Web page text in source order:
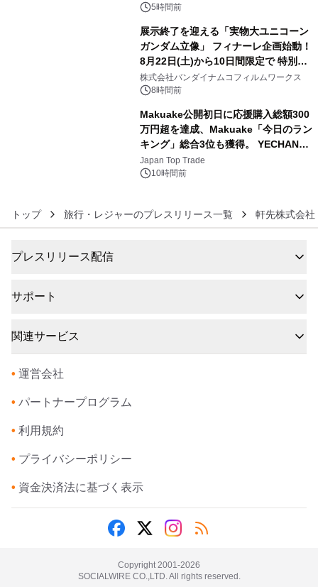
5時間前
展示終了を迎える「実物大ユニコーン
ガンダム立像」 フィナーレ企画始動！
8月22日(土)から10日間限定で 特別映
像『UNICORN GUNDAM Statue ―
BEYOND POSSIBILITY ―』を上映！
株式会社バンダイナムコフィルムワークス
8時間前
Makuake公開初日に応援購入総額300
万円超を達成、Makuake「今日のラン
キング」総合3位も獲得。 YECHAN音
浴シンギングボウル第2弾の大型サイ
ズ（XL・2XL・3XL）を先行販売中
Japan Top Trade
10時間前
トップ 旅行・レジャーのプレスリリース一覧 軒先株式会社
プレスリリース配信
サポート
関連サービス
• 運営会社
• パートナープログラム
• 利用規約
• プライバシーポリシー
• 資金決済法に基づく表示
Copyright 2001-2026
SOCIALWIRE CO.,LTD. All rights reserved.